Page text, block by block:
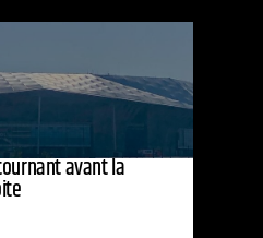
avant la